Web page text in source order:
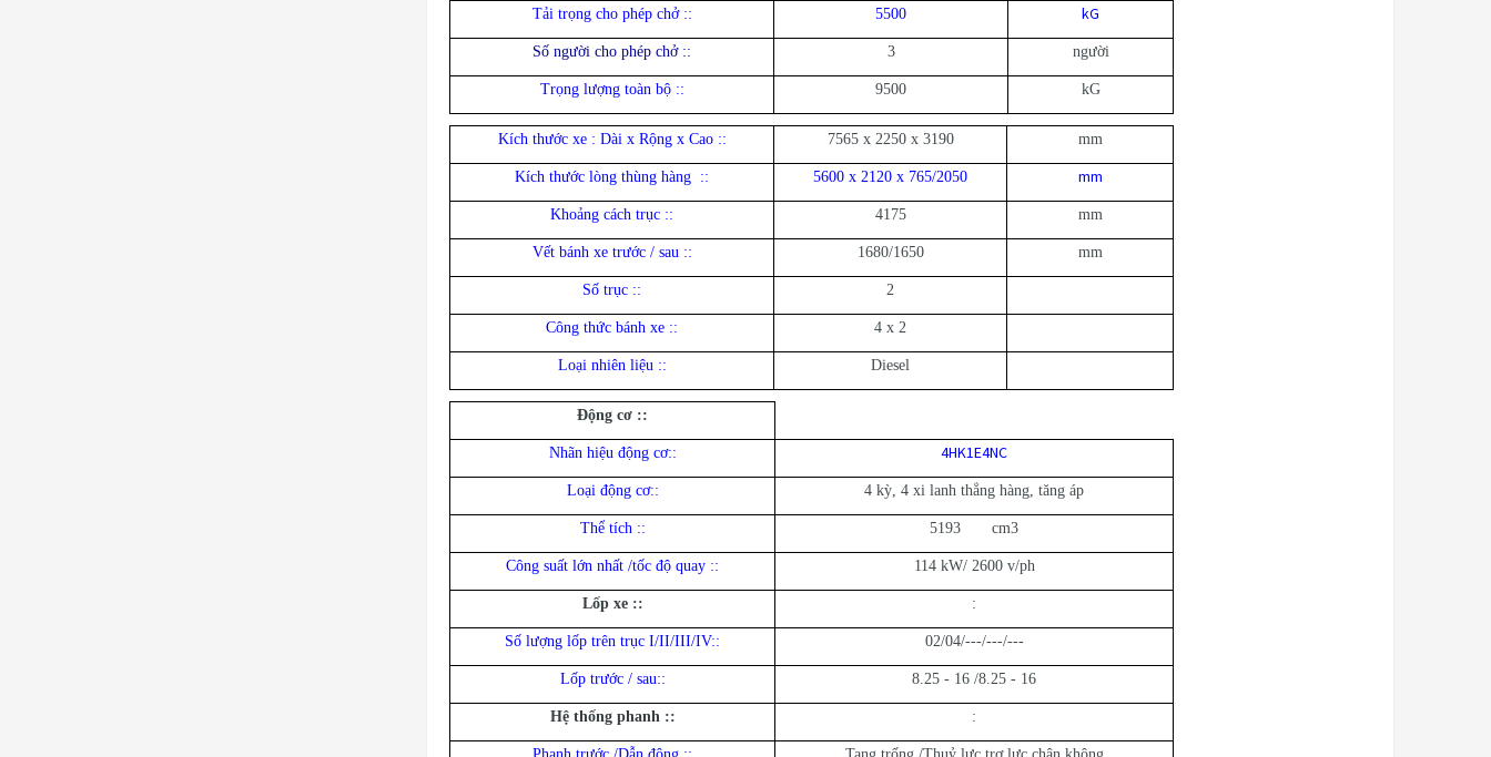
Tải trọng cho phép chở :: 5500 kG
Số người cho phép chở :: 3 người
Trọng lượng toàn bộ :: 9500 kG
Kích thước xe : Dài x Rộng x Cao :: 7565 x 2250 x 3190 mm
Kích thước lòng thùng hàng :: 5600 x 2120 x 765/2050 mm
Khoảng cách trục :: 4175 mm
Vết bánh xe trước / sau :: 1680/1650 mm
Số trục :: 2
Công thức bánh xe :: 4 x 2
Loại nhiên liệu :: Diesel
Động cơ ::
Nhãn hiệu động cơ:: 4HK1E4NC
Loại động cơ:: 4 kỳ, 4 xi lanh thẳng hàng, tăng áp
Thể tích :: 5193 cm3
Công suất lớn nhất /tốc độ quay :: 114 kW/ 2600 v/ph
Lốp xe :: :
Số lượng lốp trên trục I/II/III/IV:: 02/04/---/---/---
Lốp trước / sau:: 8.25 - 16 /8.25 - 16
Hệ thống phanh :: :